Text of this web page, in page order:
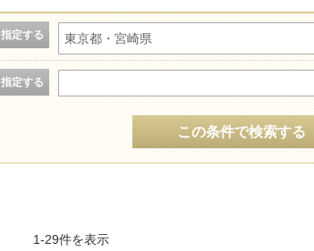
指定する 東京都・宮崎県
指定する
この条件で検索する
1-29件を表示